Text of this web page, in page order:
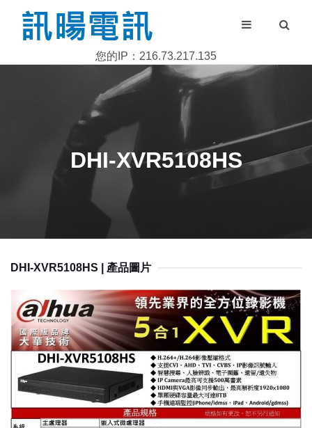
您的IP：216.73.217.135
DHI-XVR5108HS
DHI-XVR5108HS | 產品圖片